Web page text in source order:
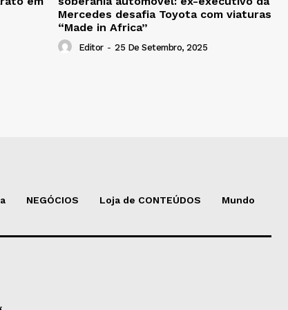
Mercedes desafia Toyota com viaturas
“Made in Africa”
Editor - 25 De Setembro, 2025
NEGÓCIOS Loja de CONTEÚDOS Mundo